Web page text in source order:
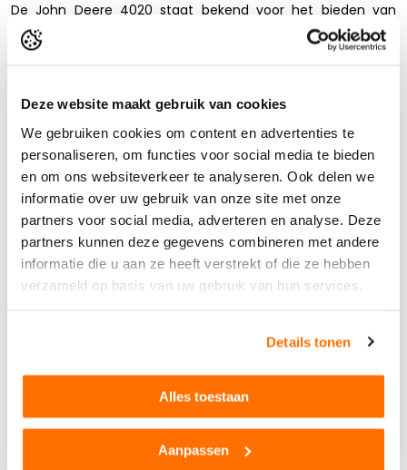
Deze website maakt gebruik van cookies
We gebruiken cookies om content en advertenties te
personaliseren, om functies voor social media te bieden
en om ons websiteverkeer te analyseren. Ook delen we
informatie over uw gebruik van onze site met onze
partners voor social media, adverteren en analyse. Deze
partners kunnen deze gegevens combineren met andere
informatie die u aan ze heeft verstrekt of die ze hebben
verzameld op basis van uw gebruik van hun services.
Details tonen
Alles toestaan
Aanpassen
De John Deere 4020 staat bekend voor het bieden van
verschillende opties voor het bereiken van de optimale
balans. Om de speelbeleving te vergroten beschikt dit
deze modeltrekker minder geschikt voor intensief
speelplezier.
Niet geschikt voor kinderen onder de 14 jaar i.v.m. kleine
onderdelen *
Lees de volledige beschrijving
Product reviews
Anderen bekeken ook...